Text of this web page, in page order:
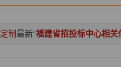
定制最新“福建省招投标中心相关